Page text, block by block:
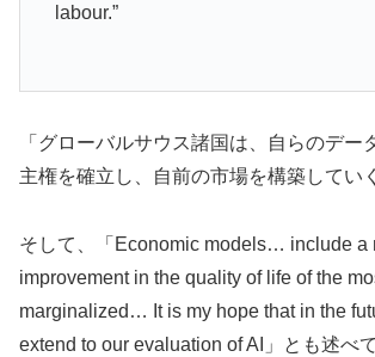
labour.”
「グローバルサウス諸国は、自らのデー
主権を確立し、自前の市場を構築してい
そして、「Economic models… include a
improvement in the quality of life of the
marginalized… It is my hope that in the
extend to our evaluation of AI」とも述べ